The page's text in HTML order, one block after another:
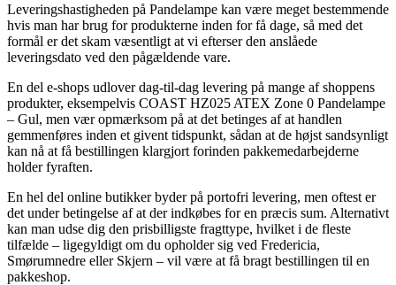
Leveringshastigheden på Pandelampe kan være meget bestemmende
hvis man har brug for produkterne inden for få dage, så med det
formål er det skam væsentligt at vi efterser den anslåede
leveringsdato ved den pågældende vare.
En del e-shops udlover dag-til-dag levering på mange af shoppens
produkter, eksempelvis COAST HZ025 ATEX Zone 0 Pandelampe
– Gul, men vær opmærksom på at det betinges af at handlen
gemmenføres inden et givent tidspunkt, sådan at de højst sandsynligt
kan nå at få bestillingen klargjort forinden pakkemedarbejderne
holder fyraften.
En hel del online butikker byder på portofri levering, men oftest er
det under betingelse af at der indkøbes for en præcis sum. Alternativt
kan man udse dig den prisbilligste fragttype, hvilket i de fleste
tilfælde – ligegyldigt om du opholder sig ved Fredericia,
Smørumnedre eller Skjern – vil være at få bragt bestillingen til en
pakkeshop.